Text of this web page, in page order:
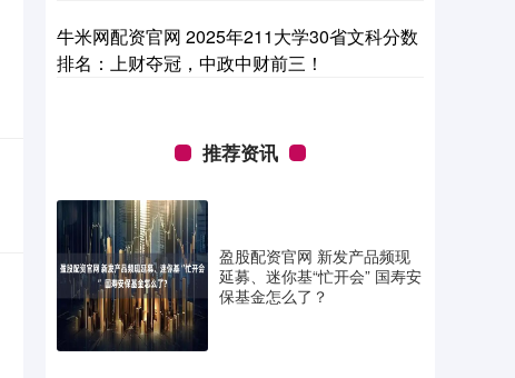
牛米网配资官网 2025年211大学30省文科分数
排名：上财夺冠，中政中财前三！
推荐资讯
盈股配资官网 新发产品频现
延募、迷你基“忙开会” 国寿安
保基金怎么了？